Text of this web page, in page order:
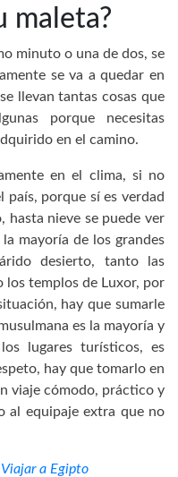
maleta?
minuto o una de dos, se
se va a quedar en
llevan tantas cosas que
porque necesitas
en el camino.
en el clima, si no
porque sí es verdad
hasta nieve se puede ver
mayoría de los grandes
desierto, tanto las
los templos de Luxor, por
hay que sumarle
es la mayoría y
lugares turísticos, es
hay que tomarlo en
viaje cómodo, práctico y
al equipaje extra que no
a Egipto